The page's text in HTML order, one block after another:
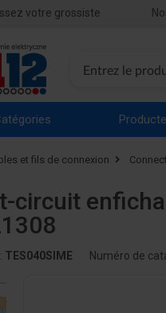
votre grossiste
et fils de connexion
circuit
TES040SIME Numéro de